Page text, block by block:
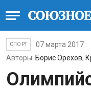
СПОРТ
07 марта 2017
Авторы: Борис Орехов,